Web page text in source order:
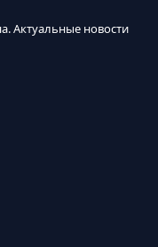
Актуальные новости